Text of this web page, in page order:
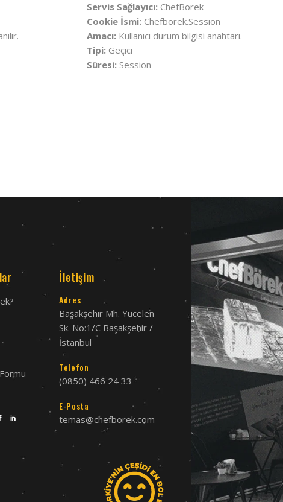
Servis Sağlayıcı: ChefBorek
Cookie İsmi: Chefborek.Session
Amacı: Kullanıcı durum bilgisi anahtarı.
Tipi: Geçici
Süresi: Session
İletişim
Adres
Başakşehir Mh. Yücelen
Sk. No:1/C Başakşehir /
İstanbul
Telefon
(0850) 466 24 33
E-Posta
temas@chefborek.com